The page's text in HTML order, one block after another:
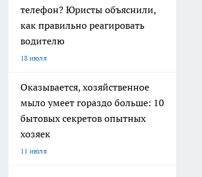
телефон? Юристы объяснили,
как правильно реагировать
водителю
18 июля
Оказывается, хозяйственное
мыло умеет гораздо больше: 10
бытовых секретов опытных
хозяек
11 июля